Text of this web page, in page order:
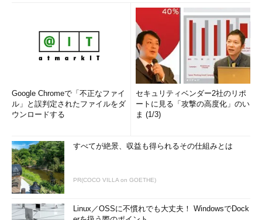
Google Chromeで「不正なファイ
ル」と誤判定されたファイルをダ
ウンロードする
セキュリティベンダー2社のリポ
ートに見る「攻撃の高度化」のい
ま (1/3)
すべてが絶景、収益も得られるその仕組みとは
PR(COCO VILLA on GOETHE)
Linux／OSSに不慣れでも大丈夫！ WindowsでDock